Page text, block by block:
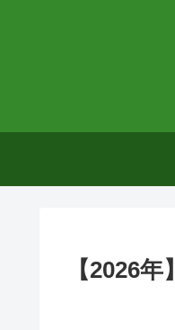
【2026